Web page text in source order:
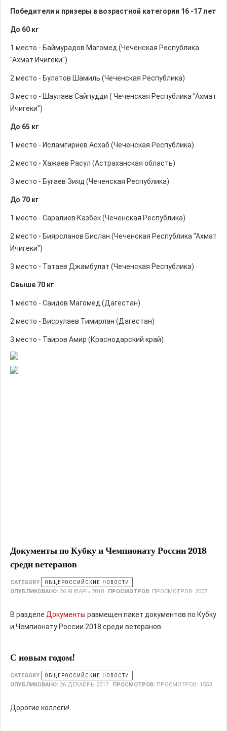
Победители и призеры в возрастной категории 16 -17 лет
До 60 кг
1 место - Баймурадов Магомед (Чеченская Республика
"Ахмат Ичигеки")
2 место - Булатов Шамиль (Чеченская Республика)
3 место - Шаулаев Сайпудди ( Чеченская Республика "Ахмат
Ичигеки")
До 65 кг
1 место - Исламгириев Асхаб (Чеченская Республика)
2 место - Хажаев Расул (Астраханская область)
3 место - Бугаев Зияд (Чеченская Республика)
До 70 кг
1 место - Саралиев Казбек (Чеченская Республика)
2 место - Биярсланов Бислан (Чеченская Республика "Ахмат
Ичигеки")
3 место - Татаев Джамбулат (Чеченская Республика)
Свыше 70 кг
1 место - Саидов Магомед (Дагестан)
2 место - Висрулаев Тимирлан (Дагестан)
3 место - Таиров Амир (Краснодарский край)
Документы по Кубку и Чемпионату России 2018
среди ветеранов
CATEGORY
ОБЩЕРОССИЙСКИЕ НОВОСТИ
ОПУБЛИКОВАНО: 26 ЯНВАРЬ 2018 ПРОСМОТРОВ: ПРОСМОТРОВ: 2007
В разделе Документы размещен пакет документов по Кубку
и Чемпионату России 2018 среди ветеранов.
С новым годом!
CATEGORY
ОБЩЕРОССИЙСКИЕ НОВОСТИ
ОПУБЛИКОВАНО: 26 ДЕКАБРЬ 2017 ПРОСМОТРОВ: ПРОСМОТРОВ: 1553
Дорогие коллеги!